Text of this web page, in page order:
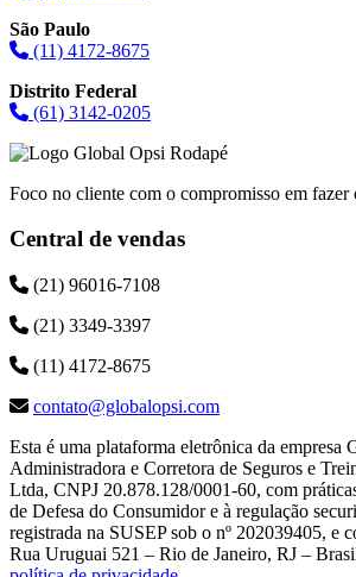
São Paulo
(11) 4172-8675
Distrito Federal
(61) 3142-0205
Foco no cliente com o compromisso em fazer
Central de vendas
(21) 96016-7108
(21) 3349-3397
(11) 4172-8675
contato@globalopsi.com
Esta é uma plataforma eletrônica da empresa
Administradora e Corretora de Seguros e
Ltda, CNPJ 20.878.128/0001-60, com
de Defesa do Consumidor e à regulação
registrada na SUSEP sob o nº 202039405, e
Rua Uruguai 521 – Rio de Janeiro, RJ –